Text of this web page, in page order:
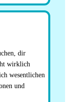
dir
wirklich
wesentlichen
und